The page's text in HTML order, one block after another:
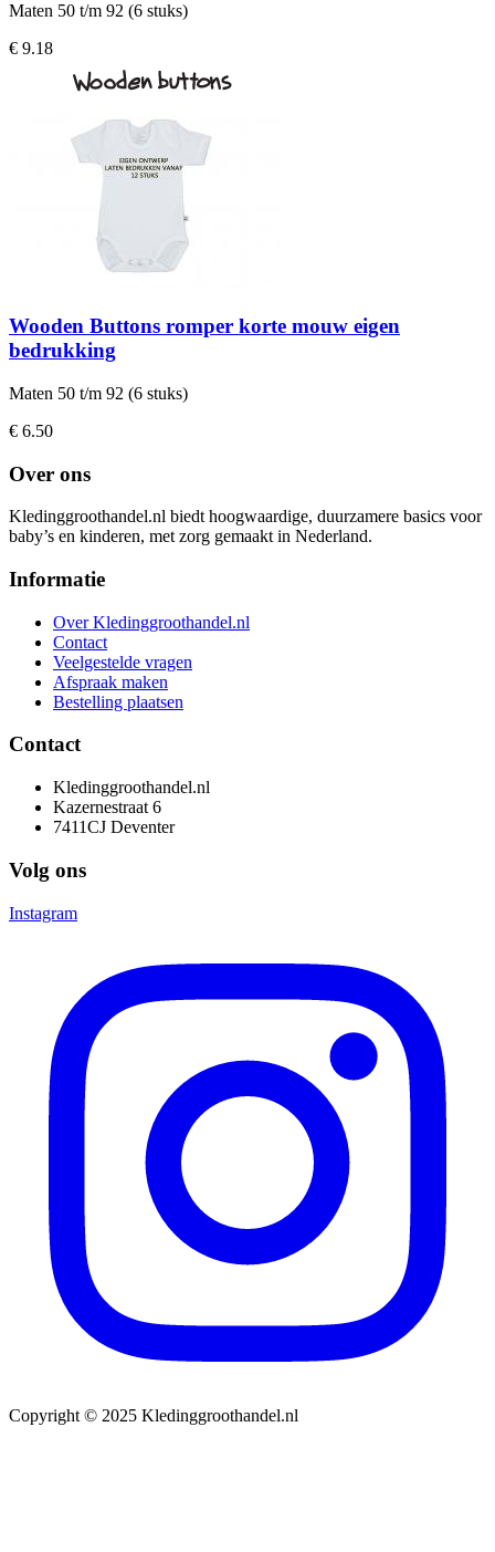
Maten 50 t/m 92 (6 stuks)
€ 9.18
Wooden Buttons romper korte mouw eigen
bedrukking
Maten 50 t/m 92 (6 stuks)
€ 6.50
Over ons
Kledinggroothandel.nl biedt hoogwaardige, duurzamere basics voor
baby’s en kinderen, met zorg gemaakt in Nederland.
Informatie
Over Kledinggroothandel.nl
Contact
Veelgestelde vragen
Afspraak maken
Bestelling plaatsen
Contact
Kledinggroothandel.nl
Kazernestraat 6
7411CJ Deventer
Volg ons
Instagram
Copyright © 2025 Kledinggroothandel.nl